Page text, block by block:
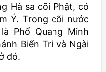
Hà sa cõi Phật, có
Ý. Trong cõi nước
Phổ Quang Minh
Biến Tri và Ngài
đó.